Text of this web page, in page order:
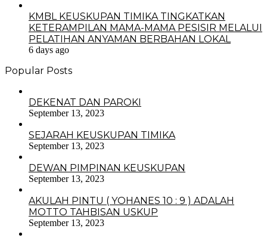
KMBL KEUSKUPAN TIMIKA TINGKATKAN
KETERAMPILAN MAMA-MAMA PESISIR MELALUI
PELATIHAN ANYAMAN BERBAHAN LOKAL
6 days ago
Popular Posts
DEKENAT DAN PAROKI
September 13, 2023
SEJARAH KEUSKUPAN TIMIKA
September 13, 2023
DEWAN PIMPINAN KEUSKUPAN
September 13, 2023
AKULAH PINTU ( YOHANES 10 : 9 ) ADALAH
MOTTO TAHBISAN USKUP
September 13, 2023